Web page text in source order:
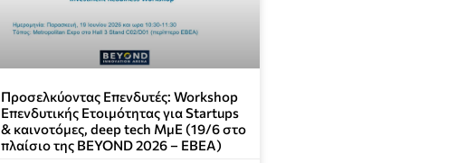
Προσελκύοντας Επενδυτές: Workshop
Επενδυτικής Ετοιμότητας για Startups
& καινοτόμες, deep tech ΜμΕ (19/6 στο
πλαίσιο της BEYOND 2026 – EBEA)